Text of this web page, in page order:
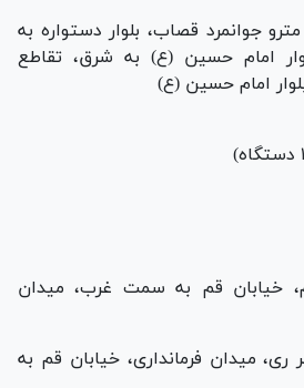
جوانمرد قصاب، بلوار دستواره به
امام حسین (ع) به شرق، تقاطع
امام حسین (ع)
خیابان قم به سمت غرب، میدان
میدان فرمانداری، خیابان قم به